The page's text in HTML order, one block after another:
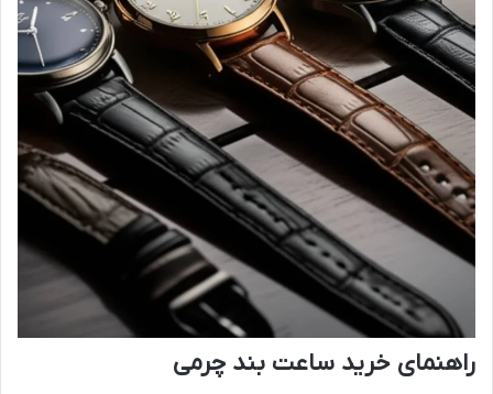
راهنمای خرید ساعت بند چرمی